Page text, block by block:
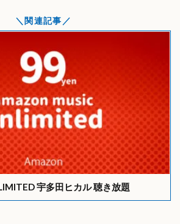
関連記事
宇多田ヒカル 聴き放題